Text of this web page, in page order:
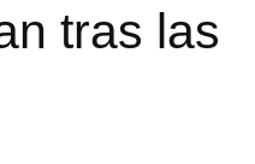
tras las